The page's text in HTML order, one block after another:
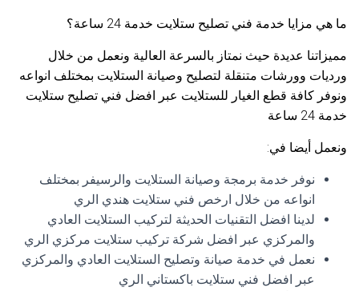
ما هي مزايا خدمة فني تصليح ستلايت خدمة 24 ساعة؟
مميزاتنا عديدة حيث نمتاز بالسرعة العالية ونعمل من خلال
ورديات وورشات متنقلة لتصليح وصيانة الستلايت بمختلف انواعه
ونوفر كافة قطع الغيار للستلايت عبر افضل فني تصليح ستلايت
خدمة 24 ساعة
ونعمل أيضا في:
نوفر خدمة برمجة وصيانة الستلايت والرسيفر بمختلف
انواعه من خلال ارخص فني ستلايت هندي الري
لدينا افضل التقنيات الحديثة لتركيب الستلايت العادي
والمركزي عبر افضل شركة تركيب ستلايت مركزي الري
نعمل في خدمة صيانة وتصليح الستلايت العادي والمركزي
عبر افضل فني ستلايت باكستاني الري